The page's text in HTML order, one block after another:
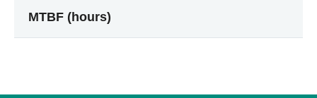
MTBF (hours)